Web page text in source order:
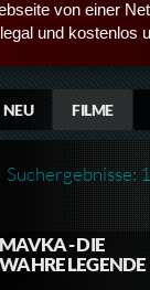
von einer
und kostenlos
NEU FILME
Suchergebnisse:
MAVKA - DIE
WAHRE LEGENDE